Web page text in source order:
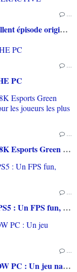
[TEST] 007 FIRST LIGHT PS5 : Un excellent épisode original de James Bond avec le savoir-faire de IO INTERACTIVE
PC
[TEST] RAZER WOLVERINE V3 PRO 8K Esports Green Edition PC : Une excellente manette même pour les joueurs les plus exigeants
[TEST ECLAIR] MOUSE: P.I. For Hire PS5 : Un FPS fun, exigeant et cartoonesque
[TEST ECLAIR] TIDES OF TOMORROW PC : Un jeu narratif fun et connecté